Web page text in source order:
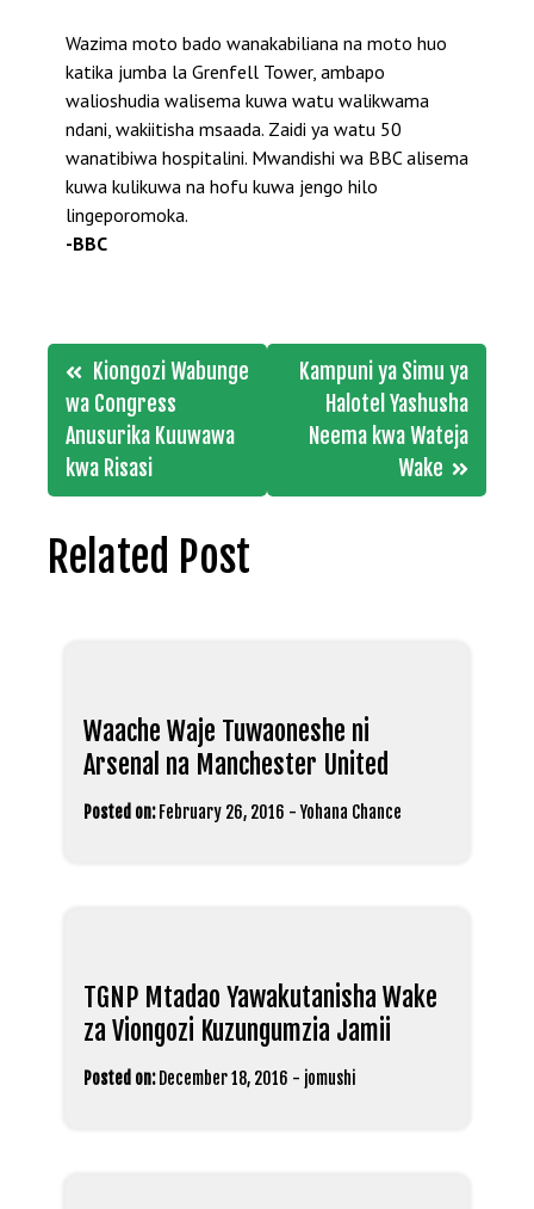
Wazima moto bado wanakabiliana na moto huo
katika jumba la Grenfell Tower, ambapo
walioshudia walisema kuwa watu walikwama
ndani, wakiitisha msaada. Zaidi ya watu 50
wanatibiwa hospitalini. Mwandishi wa BBC alisema
kuwa kulikuwa na hofu kuwa jengo hilo
lingeporomoka.
-BBC
Post
navigation
Kiongozi Wabunge
wa Congress
Anusurika Kuuwawa
kwa Risasi
Kampuni ya Simu ya
Halotel Yashusha
Neema kwa Wateja
Wake
Related Post
Waache Waje Tuwaoneshe ni
Arsenal na Manchester United
Posted on: February 26, 2016 -Yohana Chance
TGNP Mtadao Yawakutanisha Wake
za Viongozi Kuzungumzia Jamii
Posted on: December 18, 2016 - jomushi